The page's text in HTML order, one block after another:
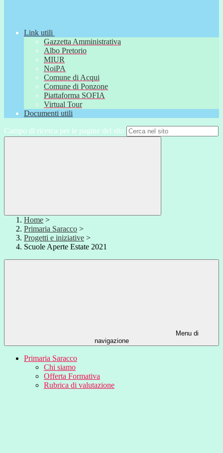
Link utili
Gazzetta Amministrativa
Albo Pretorio
MIUR
NoiPA
Comune di Acqui
Comune di Ponzone
Piattaforma SOFIA
Virtual Tour
Documenti utili
Campo di ricerca per le pagine del sito
Home >
Primaria Saracco >
Progetti e iniziative >
Scuole Aperte Estate 2021
Menu di
navigazione
Primaria Saracco
Chi siamo
Offerta Formativa
Rubrica di valutazione